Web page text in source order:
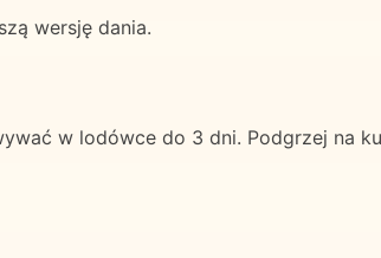
wersję dania.
w lodówce do 3 dni. Podgrzej na